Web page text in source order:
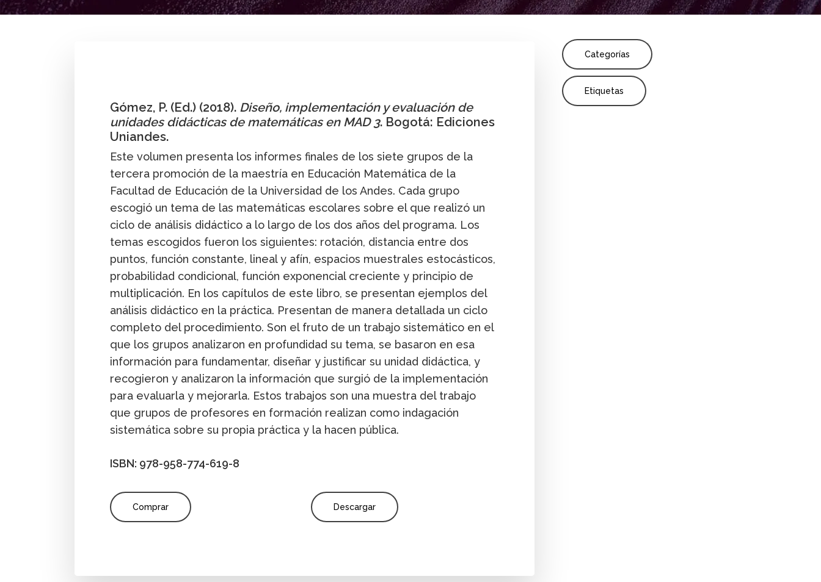
Secundaria y media
Gómez, P. (Ed.) (2018). Diseño, implementación y evaluación de
unidades didácticas de matemáticas en MAD 3. Bogotá: Ediciones
Uniandes.
Este volumen presenta los informes finales de los siete grupos de la
tercera promoción de la maestría en Educación Matemática de la
Facultad de Educación de la Universidad de los Andes. Cada grupo
escogió un tema de las matemáticas escolares sobre el que realizó un
ciclo de análisis didáctico a lo largo de los dos años del programa. Los
temas escogidos fueron los siguientes: rotación, distancia entre dos
puntos, función constante, lineal y afín, espacios muestrales estocásticos,
probabilidad condicional, función exponencial creciente y principio de
multiplicación. En los capítulos de este libro, se presentan ejemplos del
análisis didáctico en la práctica. Presentan de manera detallada un ciclo
completo del procedimiento. Son el fruto de un trabajo sistemático en el
que los grupos analizaron en profundidad su tema, se basaron en esa
información para fundamentar, diseñar y justificar su unidad didáctica, y
recogieron y analizaron la información que surgió de la implementación
para evaluarla y mejorarla. Estos trabajos son una muestra del trabajo
que grupos de profesores en formación realizan como indagación
sistemática sobre su propia práctica y la hacen pública.
ISBN: 978-958-774-619-8
Comprar Descargar
Categorías
Etiquetas